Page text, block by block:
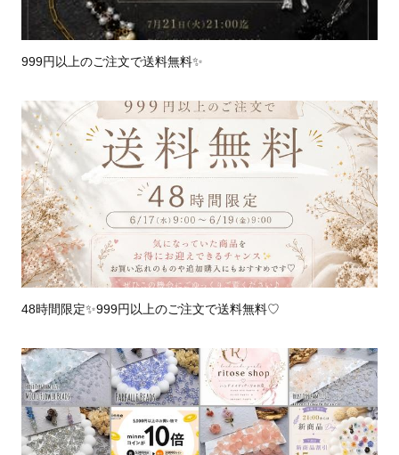
999円以上のご注文で送料無料✨️
48時間限定✨️999円以上のご注文で送料無料♡